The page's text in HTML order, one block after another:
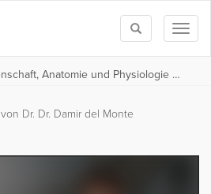
Toggle
search
Basiswissen Naturwissenschaft, Anatomie und Physiologie (BW Medizin Teil 1)
von Dr. Dr. Damir del Monte